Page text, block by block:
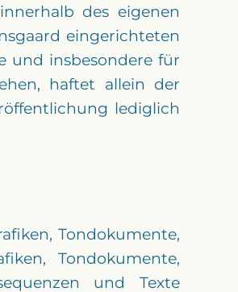
des eigenen
eingerichteten
und insbesondere für
haftet allein der
lediglich
Tondokumente,
Tondokumente,
und Texte